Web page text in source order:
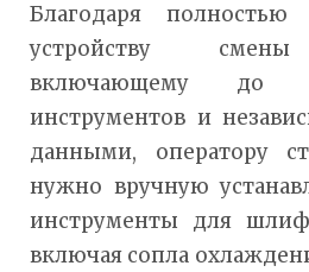
Благодаря полностью
устройству смены
включающему до
инструментов и
данными, оператору
нужно вручную
инструменты для
включая сопла